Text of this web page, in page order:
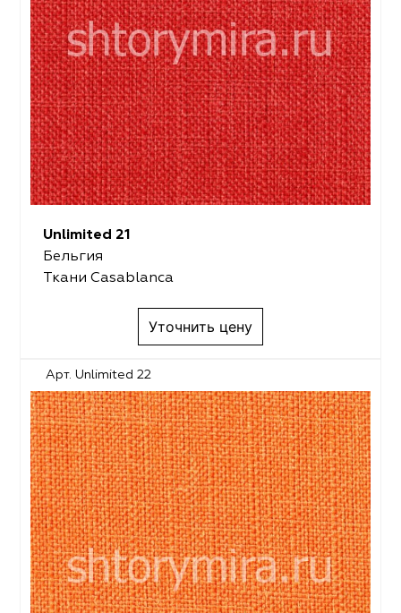
Unlimited 21
Бельгия
Ткани Casablanca
Уточнить цену
Арт. Unlimited 22